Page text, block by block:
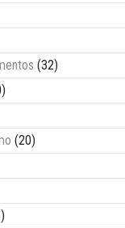
(32)
(20)